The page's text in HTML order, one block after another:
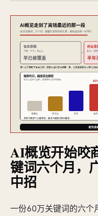
AI概览开始咬
键词六个月，
中招
一份60万关键词的六个